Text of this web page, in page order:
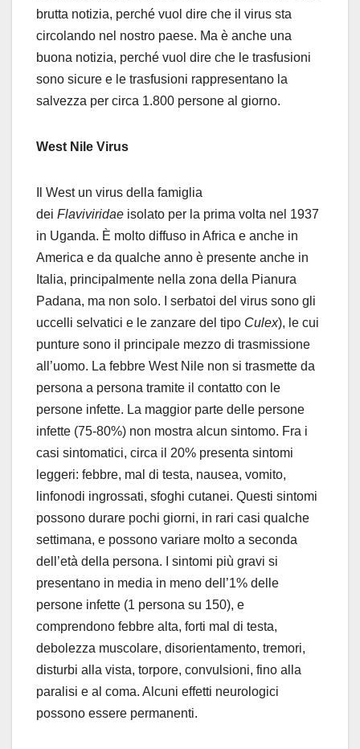
brutta notizia, perché vuol dire che il virus sta
circolando nel nostro paese. Ma è anche una
buona notizia, perché vuol dire che le trasfusioni
sono sicure e le trasfusioni rappresentano la
salvezza per circa 1.800 persone al giorno.
West Nile Virus
Il West un virus della famiglia
dei Flaviviridae isolato per la prima volta nel 1937
in Uganda. È molto diffuso in Africa e anche in
America e da qualche anno è presente anche in
Italia, principalmente nella zona della Pianura
Padana, ma non solo. I serbatoi del virus sono gli
uccelli selvatici e le zanzare del tipo Culex), le cui
punture sono il principale mezzo di trasmissione
all’uomo. La febbre West Nile non si trasmette da
persona a persona tramite il contatto con le
persone infette. La maggior parte delle persone
infette (75-80%) non mostra alcun sintomo. Fra i
casi sintomatici, circa il 20% presenta sintomi
leggeri: febbre, mal di testa, nausea, vomito,
linfonodi ingrossati, sfoghi cutanei. Questi sintomi
possono durare pochi giorni, in rari casi qualche
settimana, e possono variare molto a seconda
dell’età della persona. I sintomi più gravi si
presentano in media in meno dell’1% delle
persone infette (1 persona su 150), e
comprendono febbre alta, forti mal di testa,
debolezza muscolare, disorientamento, tremori,
disturbi alla vista, torpore, convulsioni, fino alla
paralisi e al coma. Alcuni effetti neurologici
possono essere permanenti.